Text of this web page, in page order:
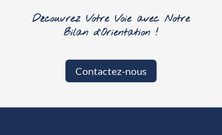
Découvrez Votre Voie avec Notre
Bilan d’Orientation !
Contactez-nous